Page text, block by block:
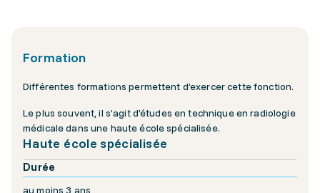
Formation
Différentes formations permettent d’exercer cette fonction.
Le plus souvent, il s’agit d’études en technique en radiologie
médicale dans une haute école spécialisée.
Haute école spécialisée
Durée
au moins 3 ans